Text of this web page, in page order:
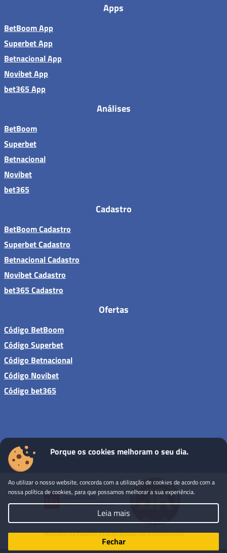
Apps
BetBoom App
Superbet App
Betnacional App
Novibet App
bet365 App
Análises
BetBoom
Superbet
Betnacional
Novibet
bet365
Cadastro
BetBoom Cadastro
Superbet Cadastro
Betnacional Cadastro
Novibet Cadastro
bet365 Cadastro
Ofertas
Código BetBoom
Código Superbet
Código Betnacional
Código Novibet
Código bet365
Sites de apostas - Todos os direitos reservados
Porque os cookies melhoram o seu dia.
Ao utilizar o nosso website, concorda com a utilização de cookies de acordo com a
nossa política de cookies, para que possamos melhorar a sua experiência.
Leia mais
Fechar
Ministério da Fazenda adverte: Aposta não é investimento